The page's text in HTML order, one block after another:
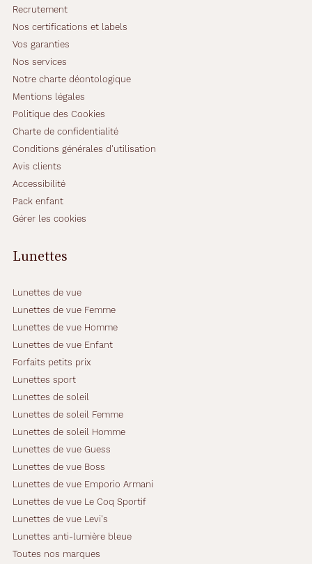
Recrutement
Nos certifications et labels
Vos garanties
Nos services
Notre charte déontologique
Mentions légales
Politique des Cookies
Charte de confidentialité
Conditions générales d'utilisation
Avis clients
Accessibilité
Pack enfant
Gérer les cookies
Lunettes
Lunettes de vue
Lunettes de vue Femme
Lunettes de vue Homme
Lunettes de vue Enfant
Forfaits petits prix
Lunettes sport
Lunettes de soleil
Lunettes de soleil Femme
Lunettes de soleil Homme
Lunettes de vue Guess
Lunettes de vue Boss
Lunettes de vue Emporio Armani
Lunettes de vue Le Coq Sportif
Lunettes de vue Levi's
Lunettes anti-lumière bleue
Toutes nos marques